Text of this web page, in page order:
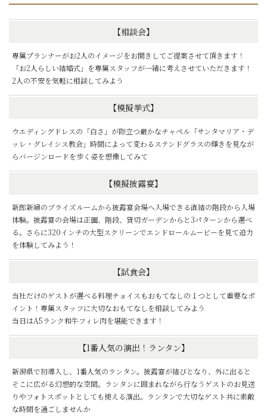
【相談会】
専属プランナーがお2人のイメージをお聞きしてご提案させて頂きます！
「お2人らしい結婚式」を専属スタッフが一緒に考えさせていただきます！
2人の不安を気軽に相談してみよう
【模擬挙式】
ウエディングドレスの「白さ」が際立つ厳かなチャペル「サンタマリア・デ
ッレ・グレイシス教会」時間によって変わるステンドグラスの輝きを見なが
らバージンロードを歩く姿を想像してみて
【模擬披露宴】
新郎新婦のブライズルームから披露宴会場へ入場できる直結の階段から入場
体験。披露宴の会場は正面、階段、貸切ガーデンからと3パターンから選べ
る。さらに320インチの大型スクリーンでエンドロールムービーを見て迫力
を体験してみよう！
【試食会】
当社だけのゲストが選べる料理チョイスもおもてなしの１つとして重要なポ
イント！専属スタッフに大切なおもてなしを相談してみよう
当日はA5ランク和牛フィレ肉を堪能できます！
【1番人気の演出！ランタン】
新潟県で初導入し、1番人気のランタン。披露宴が結びとなり、外に出ると
そこに広がる幻想的な空間。ランタンに囲まれながら行なうゲストのお見送
りやフォトスポットとしても使える演出。ランタンで大切なゲスト共に素敵
な時間を過ごしませんか